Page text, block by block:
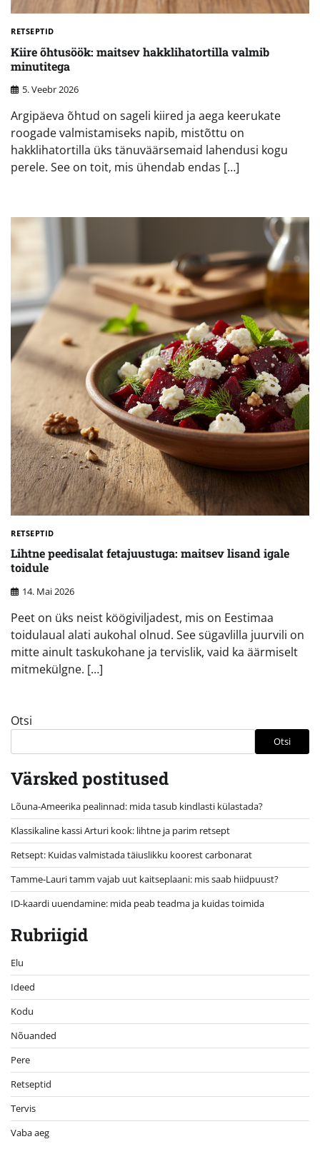
RETSEPTID
Kiire õhtusöök: maitsev hakklihatortilla valmib
minutitega
5. Veebr 2026
Argipäeva õhtud on sageli kiired ja aega keerukate
roogade valmistamiseks napib, mistõttu on
hakklihatortilla üks tänuväärsemaid lahendusi kogu
perele. See on toit, mis ühendab endas […]
RETSEPTID
Lihtne peedisalat fetajuustuga: maitsev lisand igale
toidule
14. Mai 2026
Peet on üks neist köögiviljadest, mis on Eestimaa
toidulaual alati aukohal olnud. See sügavlilla juurvili on
mitte ainult taskukohane ja tervislik, vaid ka äärmiselt
mitmekülgne. […]
Otsi
Otsi
Värsked postitused
Lõuna-Ameerika pealinnad: mida tasub kindlasti külastada?
Klassikaline kassi Arturi kook: lihtne ja parim retsept
Retsept: Kuidas valmistada täiuslikku koorest carbonarat
Tamme-Lauri tamm vajab uut kaitseplaani: mis saab hiidpuust?
ID-kaardi uuendamine: mida peab teadma ja kuidas toimida
Rubriigid
Elu
Ideed
Kodu
Nõuanded
Pere
Retseptid
Tervis
Vaba aeg